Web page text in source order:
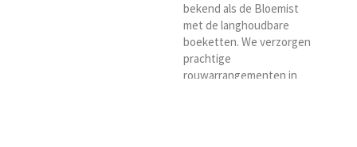
bekend als de Bloemist
met de langhoudbare
boeketten. We verzorgen
prachtige
rouwarrangementen in